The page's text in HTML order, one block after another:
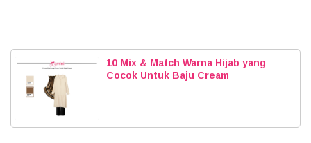
10 Mix & Match Warna Hijab yang
Cocok Untuk Baju Cream